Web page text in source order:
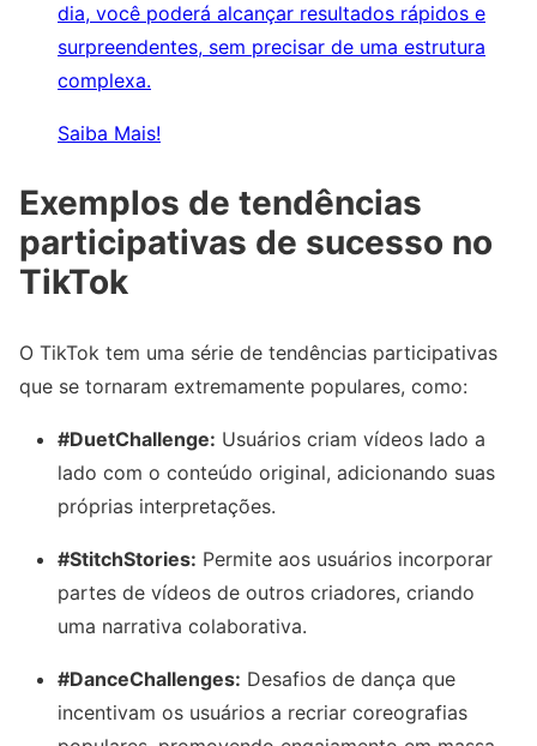
dia, você poderá alcançar resultados rápidos e
surpreendentes, sem precisar de uma estrutura
complexa.
Saiba Mais!
Exemplos de tendências
participativas de sucesso no
TikTok
O TikTok tem uma série de tendências participativas
que se tornaram extremamente populares, como:
#DuetChallenge: Usuários criam vídeos lado a
lado com o conteúdo original, adicionando suas
próprias interpretações.
#StitchStories: Permite aos usuários incorporar
partes de vídeos de outros criadores, criando
uma narrativa colaborativa.
#DanceChallenges: Desafios de dança que
incentivam os usuários a recriar coreografias